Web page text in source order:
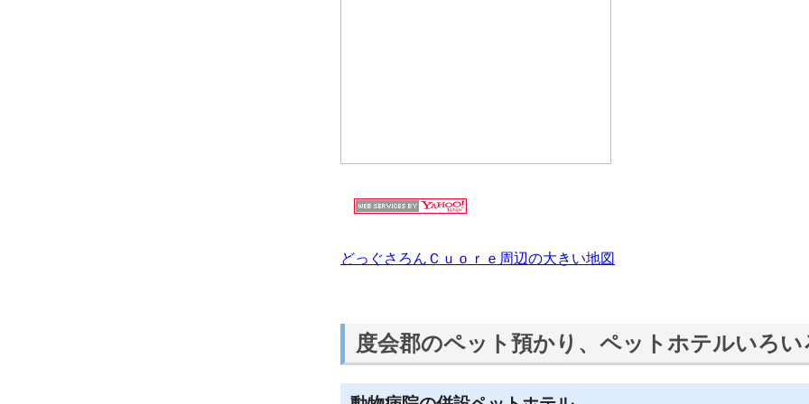
どっぐさろんＣｕｏｒｅ周辺の大きい地図
度会郡のペット預かり、ペットホテルいろい